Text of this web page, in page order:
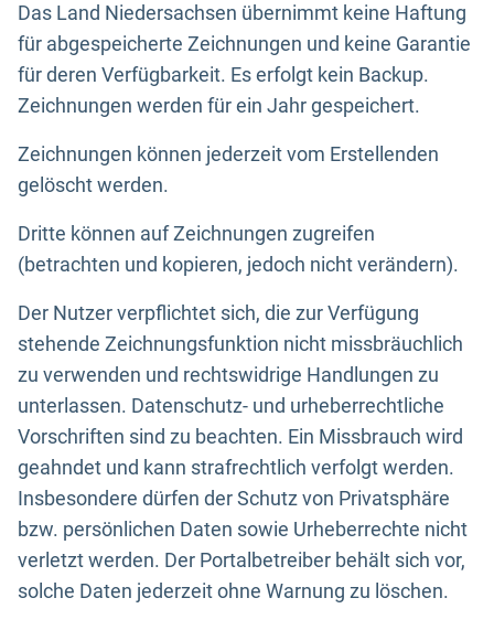
Das Land Niedersachsen übernimmt keine Haftung
für abgespeicherte Zeichnungen und keine Garantie
für deren Verfügbarkeit. Es erfolgt kein Backup.
Zeichnungen werden für ein Jahr gespeichert.
Zeichnungen können jederzeit vom Erstellenden
gelöscht werden.
Dritte können auf Zeichnungen zugreifen
(betrachten und kopieren, jedoch nicht verändern).
Der Nutzer verpflichtet sich, die zur Verfügung
stehende Zeichnungsfunktion nicht missbräuchlich
zu verwenden und rechtswidrige Handlungen zu
unterlassen. Datenschutz- und urheberrechtliche
Vorschriften sind zu beachten. Ein Missbrauch wird
geahndet und kann strafrechtlich verfolgt werden.
Insbesondere dürfen der Schutz von Privatsphäre
bzw. persönlichen Daten sowie Urheberrechte nicht
verletzt werden. Der Portalbetreiber behält sich vor,
solche Daten jederzeit ohne Warnung zu löschen.